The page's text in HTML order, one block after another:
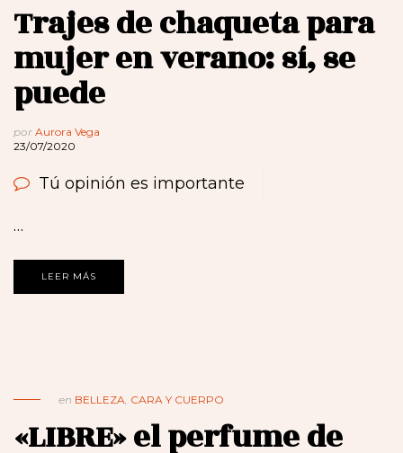
Trajes de chaqueta para
mujer en verano: sí, se
puede
por Aurora Vega
23/07/2020
Tú opinión es importante
…
LEER MÁS
en BELLEZA, CARA Y CUERPO
«LIBRE» el perfume de